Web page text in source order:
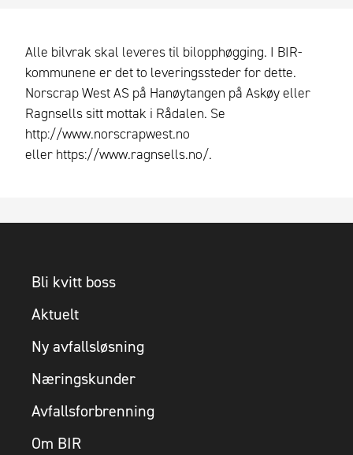
Alle bilvrak skal leveres til bilopphøgging. I BIR-
kommunene er det to leveringssteder for dette.
Norscrap West AS på Hanøytangen på Askøy eller
Ragnsells sitt mottak i Rådalen. Se
http://www.norscrapwest.no
eller https://www.ragnsells.no/.
Bli kvitt boss
Aktuelt
Ny avfallsløsning
Næringskunder
Avfallsforbrenning
Om BIR